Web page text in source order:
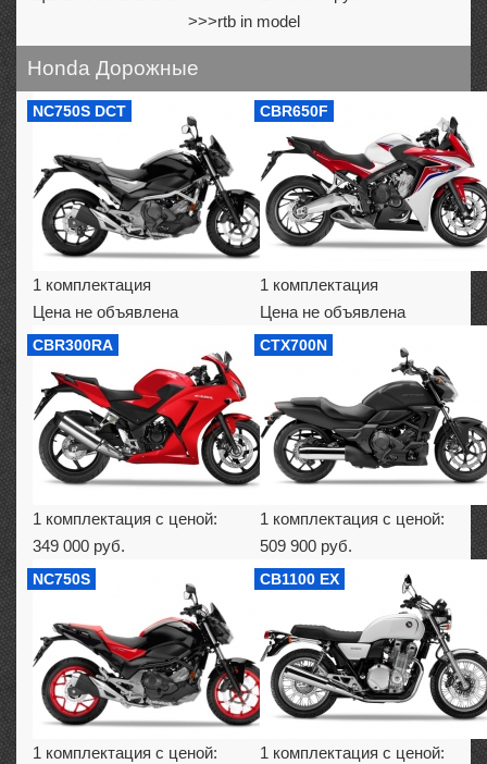
>>>rtb in model
Honda Дорожные
NC750S DCT
1 комплектация
Цена не объявлена
CBR650F
1 комплектация
Цена не объявлена
CBR300RA
1 комплектация с ценой:
349 000 руб.
CTX700N
1 комплектация с ценой:
509 900 руб.
NC750S
1 комплектация с ценой:
CB1100 EX
1 комплектация с ценой: